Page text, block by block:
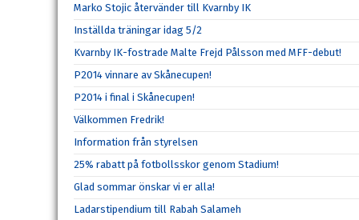
Marko Stojic återvänder till Kvarnby IK
Inställda träningar idag 5/2
Kvarnby IK-fostrade Malte Frejd Pålsson med MFF-debut!
P2014 vinnare av Skånecupen!
P2014 i final i Skånecupen!
Välkommen Fredrik!
Information från styrelsen
25% rabatt på fotbollsskor genom Stadium!
Glad sommar önskar vi er alla!
Ladarstipendium till Rabah Salameh